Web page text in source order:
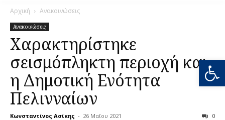
Αρχική Ανακοινώσεις
Ανακοινώσεις
Χαρακτηρίστηκε
σεισμόπληκτη περιοχή και
η Δημοτική Ενότητα
Πελινναίων
Κωνσταντίνος Ασίκης - 26 Μαΐου 2021 0